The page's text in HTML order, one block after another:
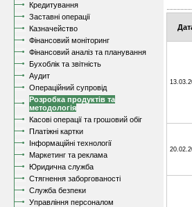
Кредитування
Заставні операції
Казначейство
Фінансовий моніторинг
Фінансовий аналіз та планування
Бухоблік та звітність
Аудит
Операційний супровід
Розробка продуктів та
методологія
Касові операції та грошовий обіг
Платіжні картки
Інформаційні технології
Маркетинг та реклама
Юридична служба
Стягнення заборгованості
Служба безпеки
Управління персоналом